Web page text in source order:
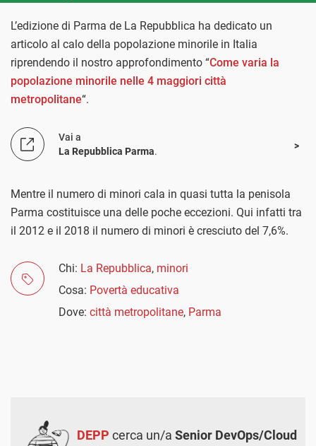
L’edizione di Parma de La Repubblica ha dedicato un
articolo al calo della popolazione minorile in Italia
riprendendo il nostro approfondimento “Come varia la
popolazione minorile nelle 4 maggiori città
metropolitane“.
Vai a
La Repubblica Parma.
Mentre il numero di minori cala in quasi tutta la penisola
Parma costituisce una delle poche eccezioni. Qui infatti tra
il 2012 e il 2018 il numero di minori è cresciuto del 7,6%.
Chi: La Repubblica, minori
Cosa: Povertà educativa
Dove: città metropolitane, Parma
DEPP cerca un/a Senior DevOps/Cloud